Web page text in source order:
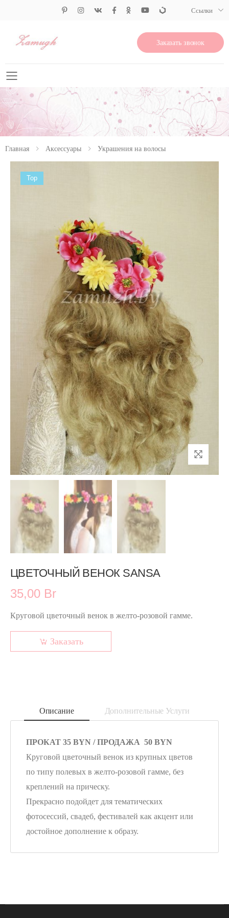
Ссылки
Заказать звонок
Свернуть меню
Главная Аксессуары Украшения на волосы
Top
ЦВЕТОЧНЫЙ ВЕНОК SANSA
35,00 Br
Круговой цветочный венок в желто-розовой гамме.
Заказать
Описание Дополнительные Услуги
ПРОКАТ 35 BYN / ПРОДАЖА 50 BYN
Круговой цветочный венок из крупных цветов
по типу полевых в желто-розовой гамме, без
креплений на прическу.
Прекрасно подойдет для тематических
фотосессий, свадеб, фестивалей как акцент или
достойное дополнение к образу.